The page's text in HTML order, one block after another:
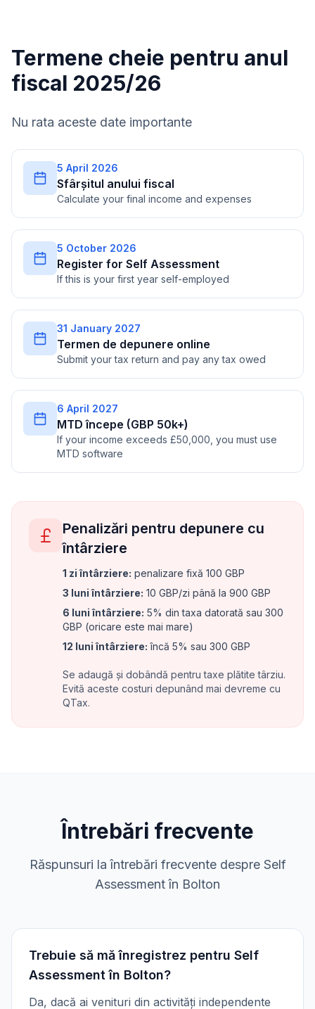
Termene cheie pentru anul
fiscal 2025/26
Nu rata aceste date importante
5 April 2026
Sfârșitul anului fiscal
Calculate your final income and expenses
5 October 2026
Register for Self Assessment
If this is your first year self-employed
31 January 2027
Termen de depunere online
Submit your tax return and pay any tax owed
6 April 2027
MTD începe (GBP 50k+)
If your income exceeds £50,000, you must use
MTD software
Penalizări pentru depunere cu
întârziere
1 zi întârziere: penalizare fixă 100 GBP
3 luni întârziere: 10 GBP/zi până la 900 GBP
6 luni întârziere: 5% din taxa datorată sau 300
GBP (oricare este mai mare)
12 luni întârziere: încă 5% sau 300 GBP
Se adaugă și dobândă pentru taxe plătite târziu.
Evită aceste costuri depunând mai devreme cu
QTax.
Întrebări frecvente
Răspunsuri la întrebări frecvente despre Self
Assessment în Bolton
Trebuie să mă înregistrez pentru Self
Assessment în Bolton?
Da, dacă ai venituri din activități independente